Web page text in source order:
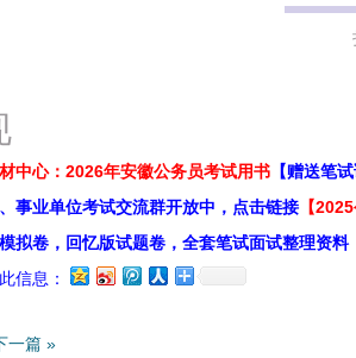
中心：2026年安徽公务员考试用书 【赠送笔
事业单位考试交流群开放中，点击链接 【
拟卷，回忆版试题卷，全套笔试面试整理资料
信息：
一篇 »